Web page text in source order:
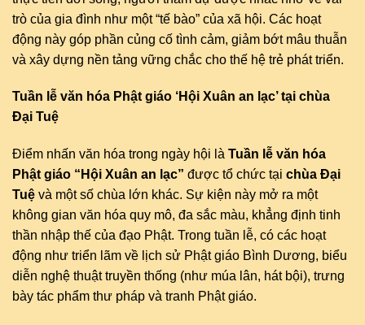
trò của gia đình như một “tế bào” của xã hội. Các hoạt
động này góp phần củng cố tình cảm, giảm bớt mâu thuẫn
và xây dựng nền tảng vững chắc cho thế hệ trẻ phát triển.
Tuần lễ văn hóa Phật giáo ‘Hội Xuân an lạc’ tại chùa
Đại Tuệ
Điểm nhấn văn hóa trong ngày hội là Tuần lễ văn hóa
Phật giáo “Hội Xuân an lạc” được tổ chức tại chùa Đại
Tuệ và một số chùa lớn khác. Sự kiện này mở ra một
không gian văn hóa quy mô, đa sắc màu, khẳng định tinh
thần nhập thế của đạo Phật. Trong tuần lễ, có các hoạt
động như triển lãm về lịch sử Phật giáo Bình Dương, biểu
diễn nghệ thuật truyền thống (như múa lân, hát bội), trưng
bày tác phẩm thư pháp và tranh Phật giáo.